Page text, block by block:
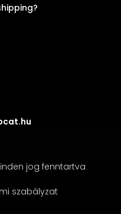
jog fenntartva
szabályzat